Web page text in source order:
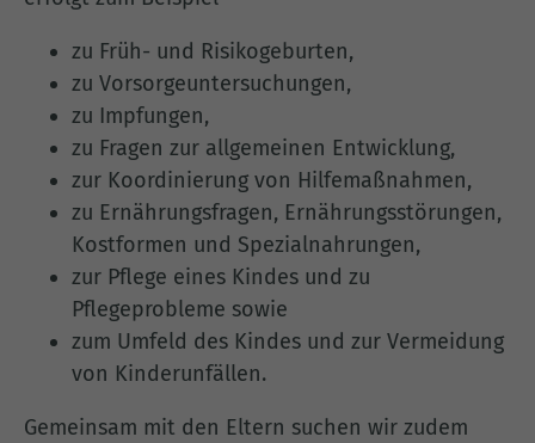
zu Früh- und Risikogeburten,
zu Vorsorgeuntersuchungen,
zu Impfungen,
zu Fragen zur allgemeinen Entwicklung,
zur Koordinierung von Hilfemaßnahmen,
zu Ernährungsfragen, Ernährungsstörungen,
Kostformen und Spezialnahrungen,
zur Pflege eines Kindes und zu
Pflegeprobleme sowie
zum Umfeld des Kindes und zur Vermeidung
von Kinderunfällen.
Gemeinsam mit den Eltern suchen wir zudem